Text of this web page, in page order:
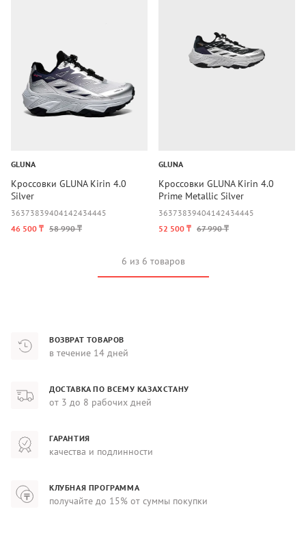
GLUNA
Кроссовки GLUNA Kirin 4.0
Silver
36373839404142434445
46 500 ₸ 58 990 ₸
GLUNA
Кроссовки GLUNA Kirin 4.0
Prime Metallic Silver
36373839404142434445
52 500 ₸ 67 990 ₸
6 из 6 товаров
ВОЗВРАТ ТОВАРОВ
в течение 14 дней
ДОСТАВКА ПО ВСЕМУ КАЗАХСТАНУ
от 3 до 8 рабочих дней
ГАРАНТИЯ
качества и подлинности
КЛУБНАЯ ПРОГРАММА
получайте до 15% от суммы покупки